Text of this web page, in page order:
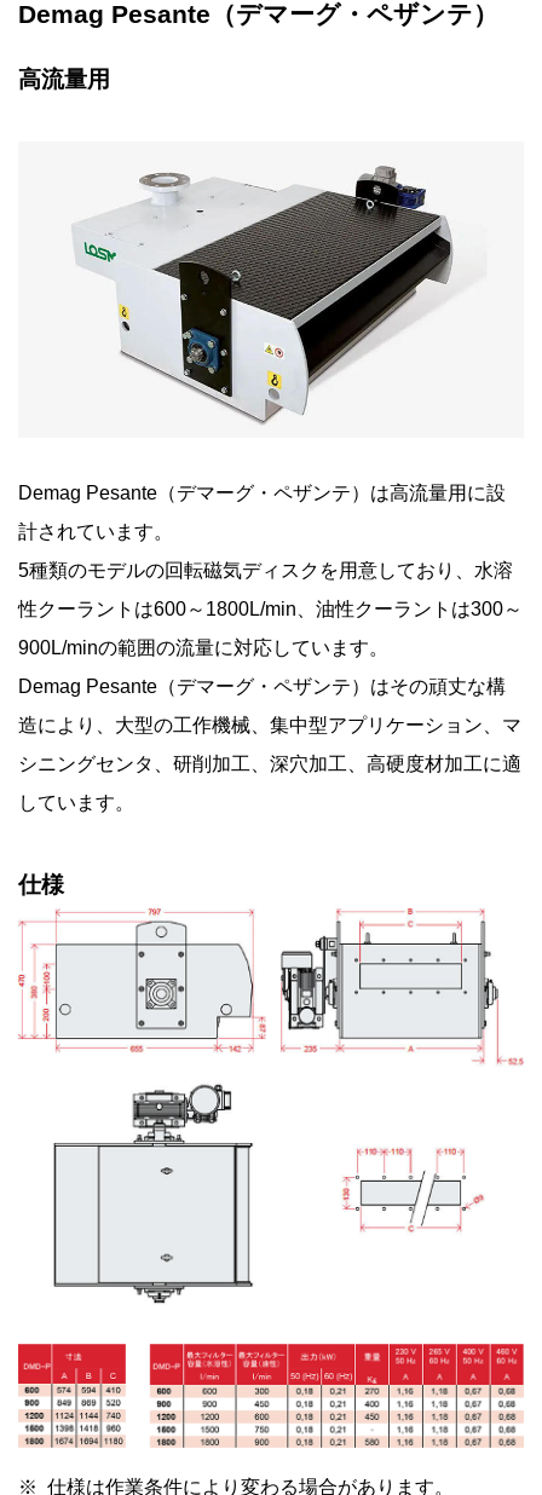
Demag Pesante（デマーグ・ペザンテ）
高流量用
Demag Pesante（デマーグ・ペザンテ）は高流量用に設
計されています。
5種類のモデルの回転磁気ディスクを用意しており、水溶
性クーラントは600～1800L/min、油性クーラントは300～
900L/minの範囲の流量に対応しています。
Demag Pesante（デマーグ・ペザンテ）はその頑丈な構
造により、大型の工作機械、集中型アプリケーション、マ
シニングセンタ、研削加工、深穴加工、高硬度材加工に適
しています。
仕様
仕様は作業条件により変わる場合があります。